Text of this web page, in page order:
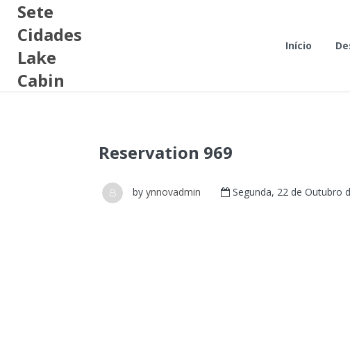
Sete
Cidades
Lake
Cabin
Início
Reservation 969
by ynnovadmin Segunda, 22 de Outubro